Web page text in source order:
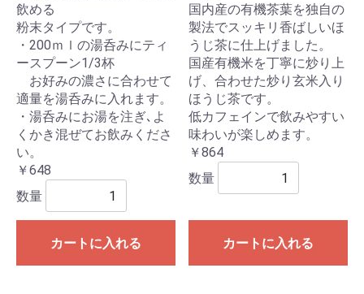
飲める
粉末タイプです。
・200ｍｌの湯呑みにティ
ースプーン1/3杯
お好みの濃さに合わせて
適量を湯呑みに入れます。
・湯呑みにお湯を注ぎ､よ
くかき混ぜてお飲みくださ
い。
￥648
数量
カートに入れる
国内産の有機茶葉を独自の
製法でスッキリ香ばしいほ
うじ茶に仕上げました。
国産有機米を丁寧に炒り上
げ、合わせた炒り玄米入り
ほうじ茶です。
低カフェインで飲みやすい
味わいが楽しめます。
￥864
数量
カートに入れる